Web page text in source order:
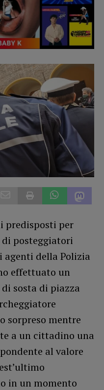
predisposti per
posteggiatori
agenti della Polizia
effettuato un
sosta di piazza
sorpreso mentre
a un cittadino una
al valore
in un momento